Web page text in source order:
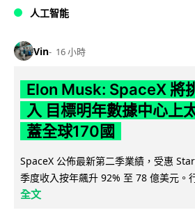
人工智能
Vin 16 小時
Elon Musk: SpaceX 將
入 目標明年數據中心上
蓋全球170國
SpaceX 公佈最新第二季業績，受惠
季度收入按年飆升 92% 至 78 億美元。
全文